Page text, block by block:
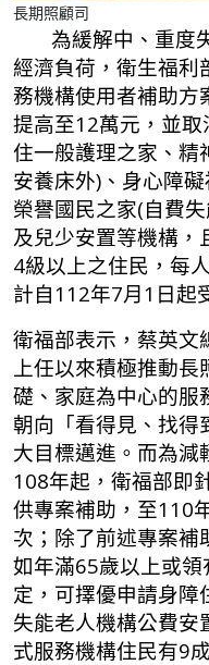
長期照顧司
為緩解中、重度
經濟負荷，衛生福利
務機構使用者補助方
提高至12萬元，並
住一般護理之家、精
安養床外)、身心障
榮譽國民之家(自費
及兒少安置等機構，
4級以上之住民，每
計自112年7月1日起
衛福部表示，蔡英文
上任以來積極推動
礎、家庭為中心的服
朝向「看得見、找得
大目標邁進。而為減
108年起，衛福部即
供專案補助，至110
次；除了前述專案補
如年滿65歲以上或
定，可擇優申請身障
失能老人機構公費安
式服務機構住民有9